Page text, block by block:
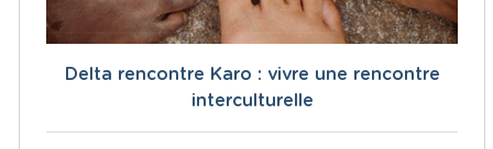
Delta rencontre Karo : vivre une rencontre
interculturelle